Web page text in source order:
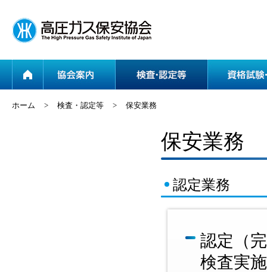
協会案内
ホーム > 検査・認定等 > 保安業務
保安業務
認定業務
認定（
検査実